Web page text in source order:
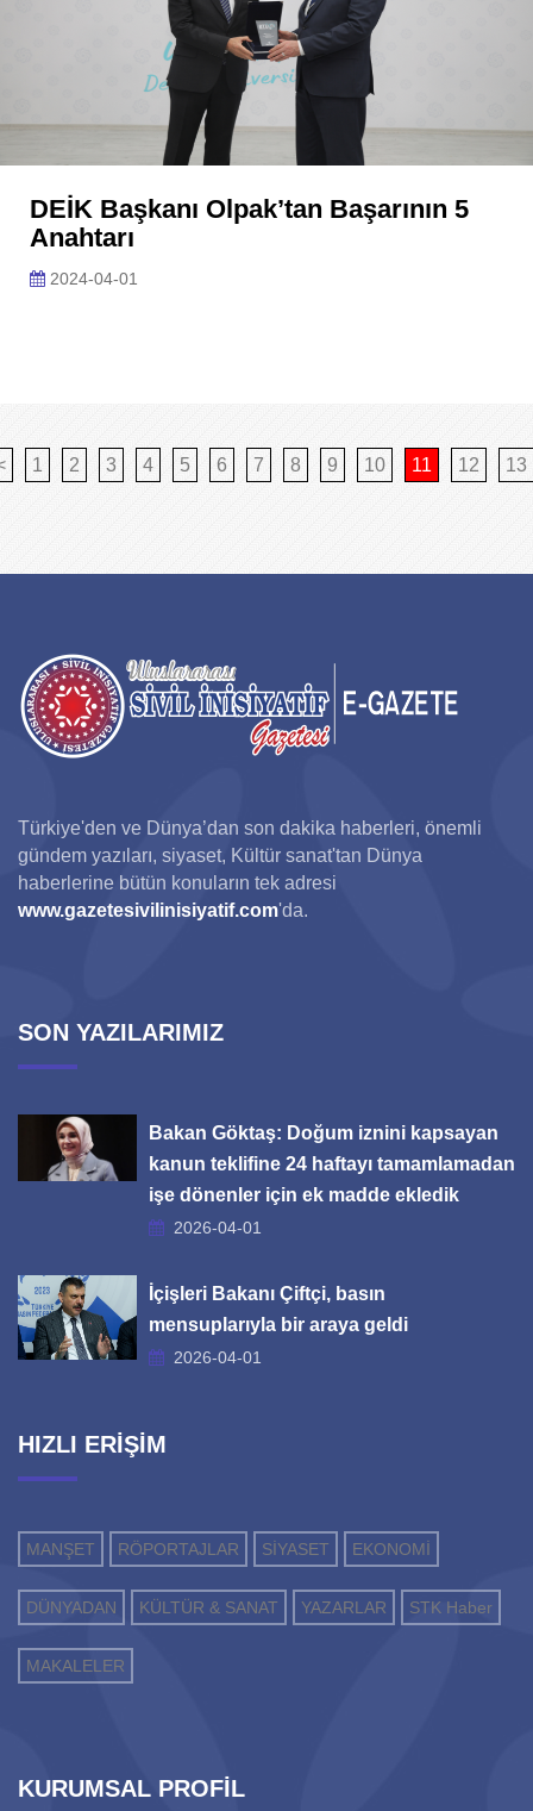
DEİK Başkanı Olpak’tan Başarının 5
Anahtarı
2024-04-01
1 2 3 4 5 6 7 8 9 10 11 12 13
Türkiye'den ve Dünya’dan son dakika haberleri, önemli
gündem yazıları, siyaset, Kültür sanat'tan Dünya
haberlerine bütün konuların tek adresi
www.gazetesivilinisiyatif.com'da.
SON YAZILARIMIZ
Bakan Göktaş: Doğum iznini kapsayan
kanun teklifine 24 haftayı tamamlamadan
işe dönenler için ek madde ekledik
2026-04-01
İçişleri Bakanı Çiftçi, basın
mensuplarıyla bir araya geldi
2026-04-01
HIZLI ERİŞİM
MANŞET RÖPORTAJLAR SİYASET EKONOMİ
DÜNYADAN KÜLTÜR & SANAT YAZARLAR STK Haber
MAKALELER
KURUMSAL PROFİL